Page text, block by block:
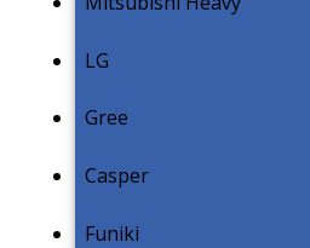
LG
Gree
Casper
Funiki
tuổi thọ của động cơ